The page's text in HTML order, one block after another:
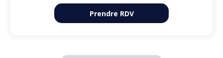
Prendre RDV